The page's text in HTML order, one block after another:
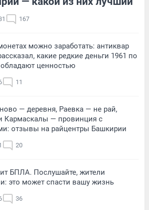
167
можно заработать: антиквар
какие редкие деньги 1961 по
обладают ценностью
11
— деревня, Раевка — не рай,
— провинция с
отзывы на райцентры Башкирии
20
БПЛА. Послушайте, жители
это может спасти вашу жизнь
36